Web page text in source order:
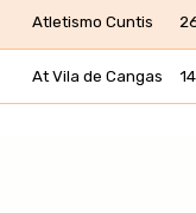
Atletismo Cuntis
At Vila de Cangas